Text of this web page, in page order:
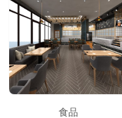
食品